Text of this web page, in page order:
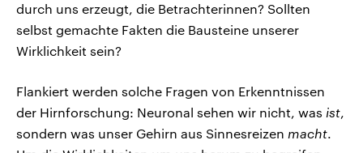
durch uns erzeugt, die Betrachterinnen? Sollten
selbst gemachte Fakten die Bausteine unserer
Wirklichkeit sein?
Flankiert werden solche Fragen von Erkenntnissen
der Hirnforschung: Neuronal sehen wir nicht, was ist,
sondern was unser Gehirn aus Sinnesreizen macht.